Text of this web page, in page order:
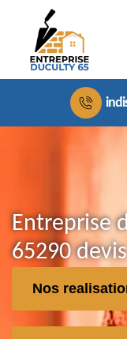
Entreprise
65290
Nos